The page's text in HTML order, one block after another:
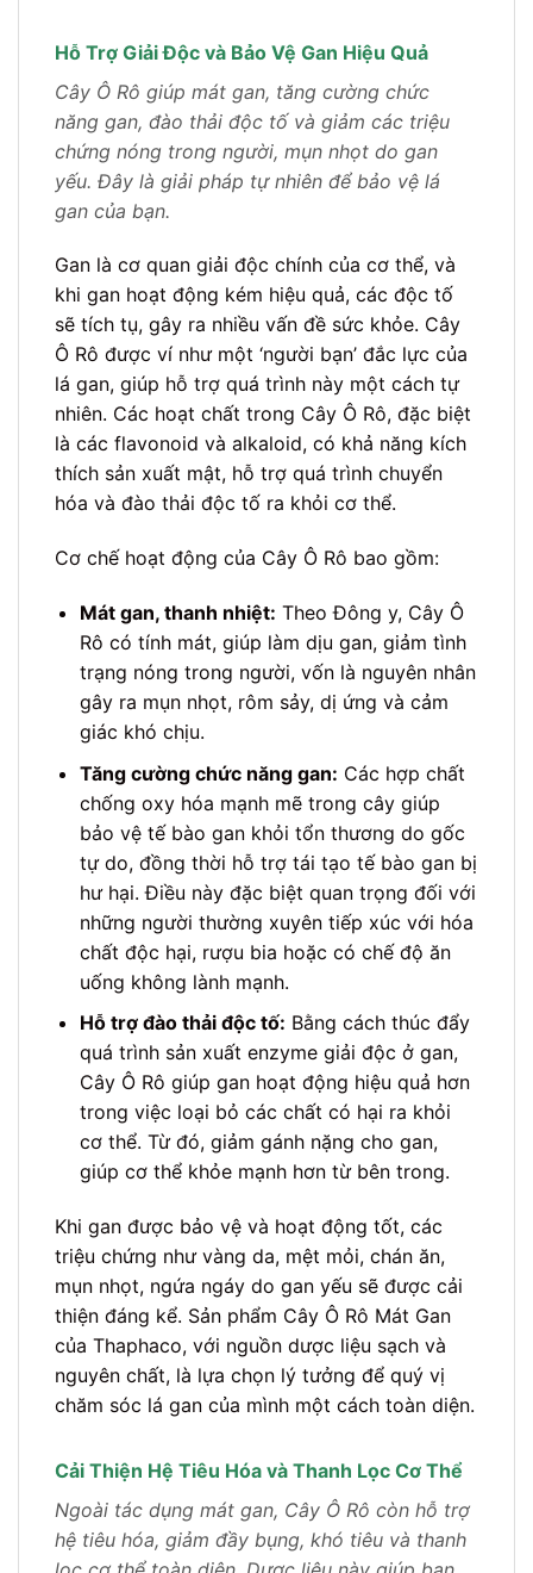
Hỗ Trợ Giải Độc và Bảo Vệ Gan Hiệu Quả
Cây Ô Rô giúp mát gan, tăng cường chức
năng gan, đào thải độc tố và giảm các triệu
chứng nóng trong người, mụn nhọt do gan
yếu. Đây là giải pháp tự nhiên để bảo vệ lá
gan của bạn.
Gan là cơ quan giải độc chính của cơ thể, và
khi gan hoạt động kém hiệu quả, các độc tố
sẽ tích tụ, gây ra nhiều vấn đề sức khỏe. Cây
Ô Rô được ví như một ‘người bạn’ đắc lực của
lá gan, giúp hỗ trợ quá trình này một cách tự
nhiên. Các hoạt chất trong Cây Ô Rô, đặc biệt
là các flavonoid và alkaloid, có khả năng kích
thích sản xuất mật, hỗ trợ quá trình chuyển
hóa và đào thải độc tố ra khỏi cơ thể.
Cơ chế hoạt động của Cây Ô Rô bao gồm:
Mát gan, thanh nhiệt: Theo Đông y, Cây Ô
Rô có tính mát, giúp làm dịu gan, giảm tình
trạng nóng trong người, vốn là nguyên nhân
gây ra mụn nhọt, rôm sảy, dị ứng và cảm
giác khó chịu.
Tăng cường chức năng gan: Các hợp chất
chống oxy hóa mạnh mẽ trong cây giúp
bảo vệ tế bào gan khỏi tổn thương do gốc
tự do, đồng thời hỗ trợ tái tạo tế bào gan bị
hư hại. Điều này đặc biệt quan trọng đối với
những người thường xuyên tiếp xúc với hóa
chất độc hại, rượu bia hoặc có chế độ ăn
uống không lành mạnh.
Hỗ trợ đào thải độc tố: Bằng cách thúc đẩy
quá trình sản xuất enzyme giải độc ở gan,
Cây Ô Rô giúp gan hoạt động hiệu quả hơn
trong việc loại bỏ các chất có hại ra khỏi
cơ thể. Từ đó, giảm gánh nặng cho gan,
giúp cơ thể khỏe mạnh hơn từ bên trong.
Khi gan được bảo vệ và hoạt động tốt, các
triệu chứng như vàng da, mệt mỏi, chán ăn,
mụn nhọt, ngứa ngáy do gan yếu sẽ được cải
thiện đáng kể. Sản phẩm Cây Ô Rô Mát Gan
của Thaphaco, với nguồn dược liệu sạch và
nguyên chất, là lựa chọn lý tưởng để quý vị
chăm sóc lá gan của mình một cách toàn diện.
Cải Thiện Hệ Tiêu Hóa và Thanh Lọc Cơ Thể
Ngoài tác dụng mát gan, Cây Ô Rô còn hỗ trợ
hệ tiêu hóa, giảm đầy bụng, khó tiêu và thanh